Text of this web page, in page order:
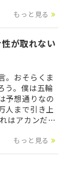
もっと見る
が取れない
。おそらくま
う。僕は五輪
予想通りなの
人まで引き上
はアカンだ…
もっと見る